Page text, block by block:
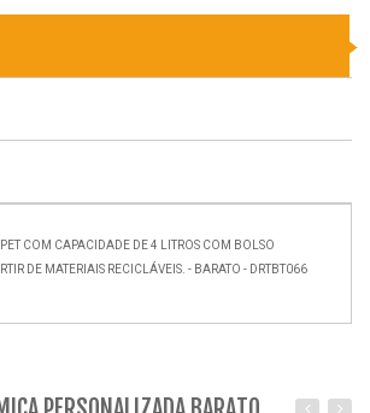
COM CAPACIDADE DE 4 LITROS COM BOLSO
DE MATERIAIS RECICLÁVEIS. - BARATO - DRTBT066